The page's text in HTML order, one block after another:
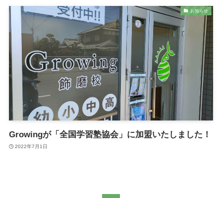
お知らせ
Growingが「全国学習塾協会」に加盟いたしました！
2022年7月1日